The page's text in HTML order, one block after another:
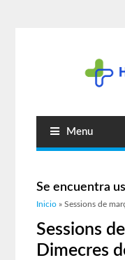
Menu
Se encuentra
Inicio » Sessions de
Sessions
Dimecres